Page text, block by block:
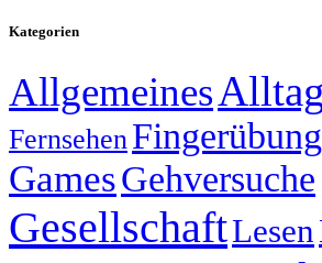
Kategorien
AllgemeinesAlltag
Fernsehen
GamesGehversuche
GesellschaftLesen